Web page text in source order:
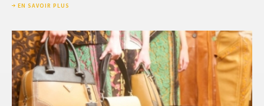
EN SAVOIR PLUS